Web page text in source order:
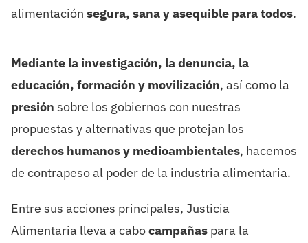
alimentación segura, sana y asequible para todos.
Mediante la investigación, la denuncia, la
educación, formación y movilización, así como la
presión sobre los gobiernos con nuestras
propuestas y alternativas que protejan los
derechos humanos y medioambientales, hacemos
de contrapeso al poder de la industria alimentaria.
Entre sus acciones principales, Justicia
Alimentaria lleva a cabocampañas para la